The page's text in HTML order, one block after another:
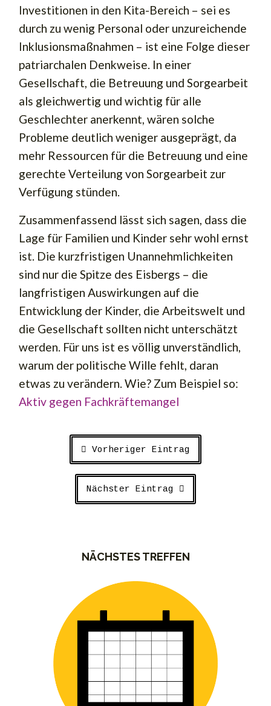
Investitionen in den Kita-Bereich – sei es
durch zu wenig Personal oder unzureichende
Inklusionsmaßnahmen – ist eine Folge dieser
patriarchalen Denkweise. In einer
Gesellschaft, die Betreuung und Sorgearbeit
als gleichwertig und wichtig für alle
Geschlechter anerkennt, wären solche
Probleme deutlich weniger ausgeprägt, da
mehr Ressourcen für die Betreuung und eine
gerechte Verteilung von Sorgearbeit zur
Verfügung stünden.
Zusammenfassend lässt sich sagen, dass die
Lage für Familien und Kinder sehr wohl ernst
ist. Die kurzfristigen Unannehmlichkeiten
sind nur die Spitze des Eisbergs – die
langfristigen Auswirkungen auf die
Entwicklung der Kinder, die Arbeitswelt und
die Gesellschaft sollten nicht unterschätzt
werden. Für uns ist es völlig unverständlich,
warum der politische Wille fehlt, daran
etwas zu verändern. Wie? Zum Beispiel so:
Aktiv gegen Fachkräftemangel
Vorheriger Eintrag
Nächster Eintrag
NÄCHSTES TREFFEN